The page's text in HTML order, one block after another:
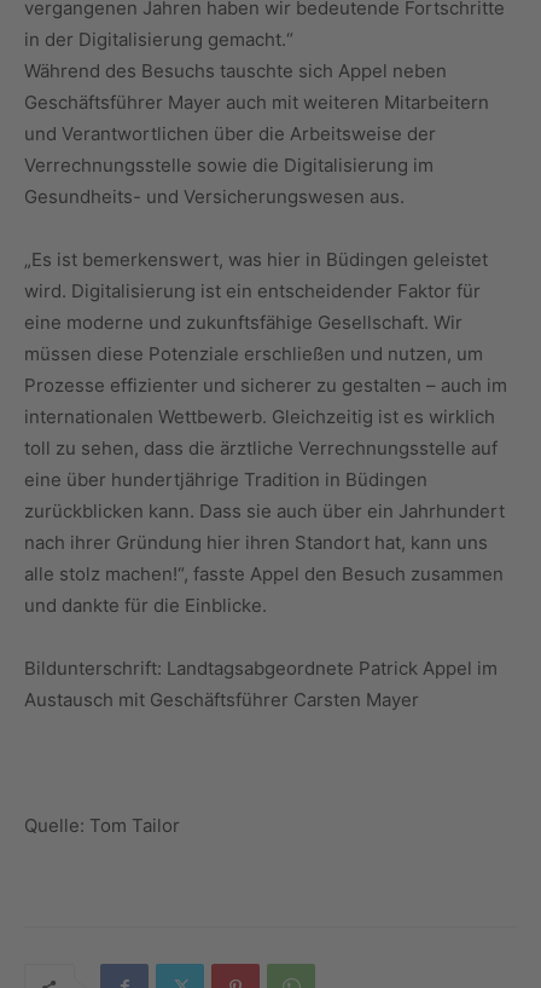
vergangenen Jahren haben wir bedeutende Fortschritte
in der Digitalisierung gemacht.“
Während des Besuchs tauschte sich Appel neben
Geschäftsführer Mayer auch mit weiteren Mitarbeitern
und Verantwortlichen über die Arbeitsweise der
Verrechnungsstelle sowie die Digitalisierung im
Gesundheits- und Versicherungswesen aus.
„Es ist bemerkenswert, was hier in Büdingen geleistet
wird. Digitalisierung ist ein entscheidender Faktor für
eine moderne und zukunftsfähige Gesellschaft. Wir
müssen diese Potenziale erschließen und nutzen, um
Prozesse effizienter und sicherer zu gestalten – auch im
internationalen Wettbewerb. Gleichzeitig ist es wirklich
toll zu sehen, dass die ärztliche Verrechnungsstelle auf
eine über hundertjährige Tradition in Büdingen
zurückblicken kann. Dass sie auch über ein Jahrhundert
nach ihrer Gründung hier ihren Standort hat, kann uns
alle stolz machen!“, fasste Appel den Besuch zusammen
und dankte für die Einblicke.
Bildunterschrift: Landtagsabgeordnete Patrick Appel im
Austausch mit Geschäftsführer Carsten Mayer
Quelle: Tom Tailor